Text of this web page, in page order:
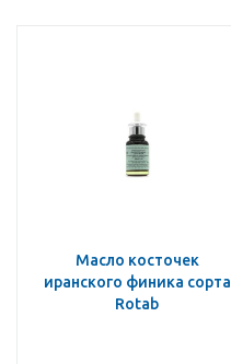
Масло косточек
иранского финика сорта
Rotab